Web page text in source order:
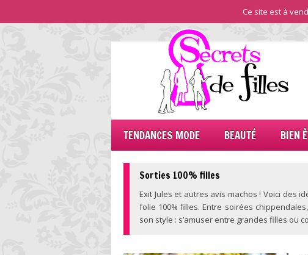
Ce site est à
TENDANCES MODE BEAUTÉ BIEN
Sorties 100% filles
Exit Jules et autres avis machos ! Voici des
folie 100% filles. Entre soirées
son style : s’amuser entre grandes filles ou